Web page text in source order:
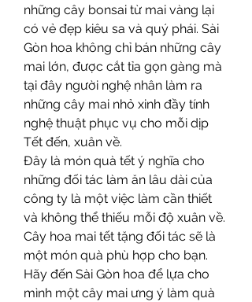
những cây bonsai từ mai vàng lại
có vẻ đẹp kiêu sa và quý phái. Sài
Gòn hoa không chỉ bán những cây
mai lớn, được cắt tỉa gọn gàng mà
tại đây người nghệ nhân làm ra
những cây mai nhỏ xinh đầy tính
nghệ thuật phục vụ cho mỗi dịp
Tết đến, xuân về.
Đây là món quà tết ý nghĩa cho
những đối tác làm ăn lâu dài của
công ty là một việc làm cần thiết
và không thể thiếu mỗi độ xuân về.
Cây hoa mai tết tặng đối tác sẽ là
một món quà phù hợp cho bạn.
Hãy đến Sài Gòn hoa để lựa cho
mình một cây mai ưng ý làm quà